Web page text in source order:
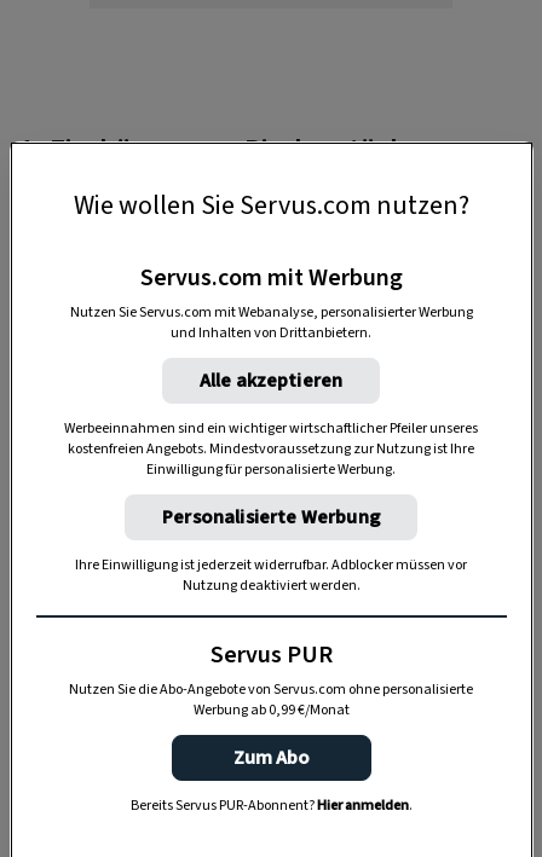
1. Zierbäume aus Rindenstücken
Für unsere kleinen Weihnachtsbäume die
Buche und eines Ahorns lösen.
Daheim die Rinden in ca. 3 cm breite Streifen
schneiden und auf 18 cm für den kleinen und
23 cm für den großen Baum kürzen.
Die Streifen vorsichtig mit einem Holzbohrer
(8 mm) mittig durchbohren.
Für den Fuß in die Mitte einer Astscheibe (3
cm hoch, 5 – 6 cm Durchmesser) ein Loch
bohren und einen Zweig (24 cm und 40 cm
(wir haben Hartriegel verwendet).
Dann die Rindenstücke auffädeln und mit
einer Gartenschere auf beiden Seiten schräg
nach oben zuschneiden.
Wie wollen Sie Servus.com nutzen?
Servus.com mit Werbung
Nutzen Sie Servus.com mit Webanalyse, personalisierter Werbung
und Inhalten von Drittanbietern.
Alle akzeptieren
Werbeeinnahmen sind ein wichtiger wirtschaftlicher Pfeiler unseres
kostenfreien Angebots. Mindestvoraussetzung zur Nutzung ist Ihre
Einwilligung für personalisierte Werbung.
Personalisierte Werbung
Ihre Einwilligung ist jederzeit widerrufbar. Adblocker müssen vor
Nutzung deaktiviert werden.
Servus PUR
Nutzen Sie die Abo-Angebote von Servus.com ohne personalisierte
Werbung ab 0,99 €/Monat
Zum Abo
Bereits Servus PUR-Abonnent?Hier anmelden.